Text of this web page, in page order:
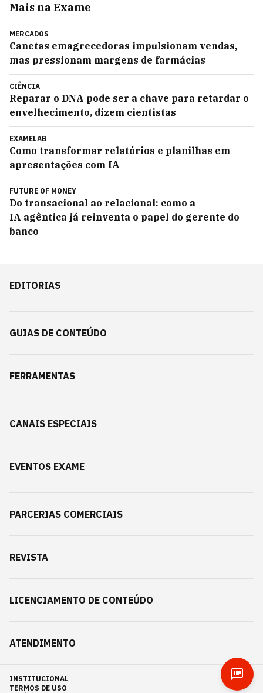
Mais na Exame
MERCADOS
Canetas emagrecedoras impulsionam vendas,
mas pressionam margens de farmácias
CIÊNCIA
Reparar o DNA pode ser a chave para retardar o
envelhecimento, dizem cientistas
EXAMELAB
Como transformar relatórios e planilhas em
apresentações com IA
FUTURE OF MONEY
Do transacional ao relacional: como a
IA agêntica já reinventa o papel do gerente do
banco
EDITORIAS
GUIAS DE CONTEÚDO
FERRAMENTAS
CANAIS ESPECIAIS
EVENTOS EXAME
PARCERIAS COMERCIAIS
REVISTA
LICENCIAMENTO DE CONTEÚDO
ATENDIMENTO
INSTITUCIONAL
TERMOS DE USO